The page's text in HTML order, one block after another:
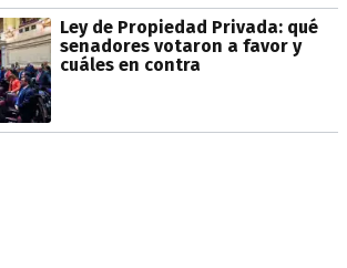
Ley de Propiedad Privada: qué
senadores votaron a favor y
cuáles en contra